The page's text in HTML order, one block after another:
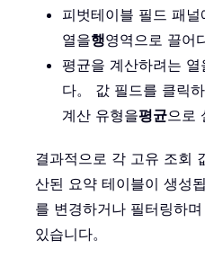
피벗테이블 필드 패
열을행영역으로 끌어
평균을 계산하려는 열
다。 값 필드를 클릭
계산 유형을평균으로
결과적으로 각 고유 조회
산된 요약 테이블이 생성
를 변경하거나 필터링하
있습니다。